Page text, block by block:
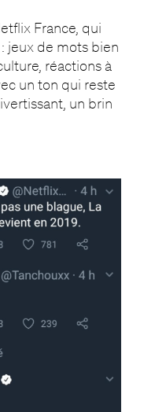
France, qui
jeux de mots bien
réactions à
un ton qui reste
un brin